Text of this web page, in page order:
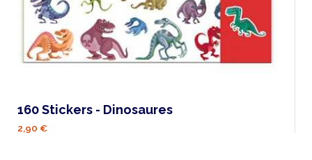
160 Stickers - Dinosaures
2,90 €